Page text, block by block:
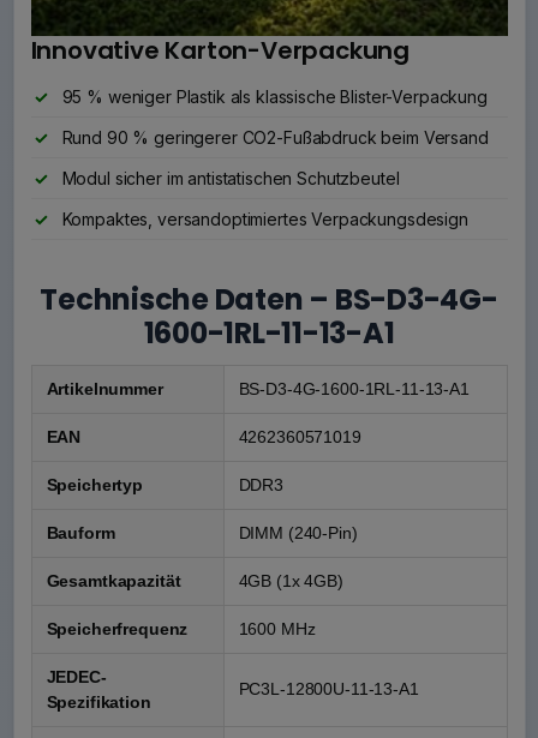
Innovative Karton-Verpackung
95 % weniger Plastik als klassische Blister-Verpackung
Rund 90 % geringerer CO2-Fußabdruck beim Versand
Modul sicher im antistatischen Schutzbeutel
Kompaktes, versandoptimiertes Verpackungsdesign
Technische Daten – BS-D3-4G-
1600-1RL-11-13-A1
Artikelnummer BS-D3-4G-1600-1RL-11-13-A1
EAN 4262360571019
Speichertyp DDR3
Bauform DIMM (240-Pin)
Gesamtkapazität 4GB (1x 4GB)
Speicherfrequenz 1600 MHz
JEDEC-
Spezifikation
PC3L-12800U-11-13-A1